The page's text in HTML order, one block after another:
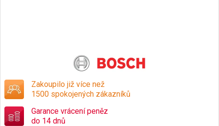
Zakoupilo již více než
1500 spokojených zákazníků
Garance vrácení peněz
do 14 dnů